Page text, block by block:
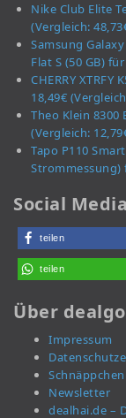
Nike Club Elite
(Vergleich:
Samsung
Flat S (50 GB)
CHERRY
18,49€
Theo Klein
(Vergleich:
Tapo P110
Strommessung)
Social
teilen
teilen
Über
Impressum
Newsletter
dealhai.de –